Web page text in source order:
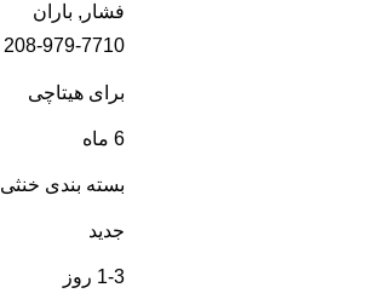
فشار, باران
208-979-7710
برای هیتاچی
6 ماه
بسته بندی خنثی
جدید
1-3 روز